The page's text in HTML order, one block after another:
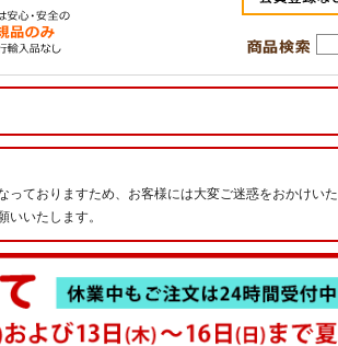
ておりますため、お客様には大変ご迷惑をおかけいた
いたします。